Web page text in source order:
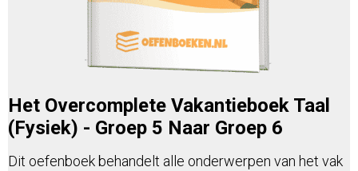
Het Overcomplete Vakantieboek Taal
(Fysiek) - Groep 5 Naar Groep 6
Dit oefenboek behandelt alle onderwerpen van het vak